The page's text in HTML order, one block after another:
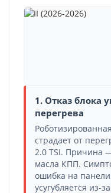
1. Отказ блока
перегрева
страдает от
2.0 TSI. Причина
масла КПП.
ошибка на
усугубляется из-